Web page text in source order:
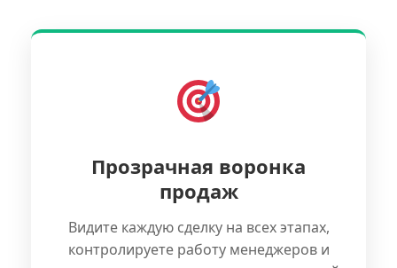
Прозрачная воронка
продаж
Видите каждую сделку на всех этапах,
контролируете работу менеджеров и